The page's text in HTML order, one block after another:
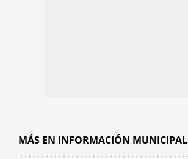
MÁS EN INFORMACIÓN MUNICIPAL